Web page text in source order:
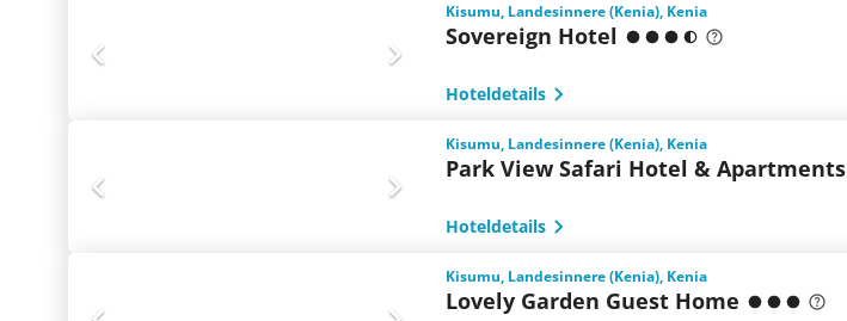
Kisumu, Landesinnere (Kenia), Kenia
Sovereign Hotel
Hoteldetails
Kisumu, Landesinnere (Kenia), Kenia
Park View Safari Hotel & Apartments
Hoteldetails
Kisumu, Landesinnere (Kenia), Kenia
Lovely Garden Guest Home